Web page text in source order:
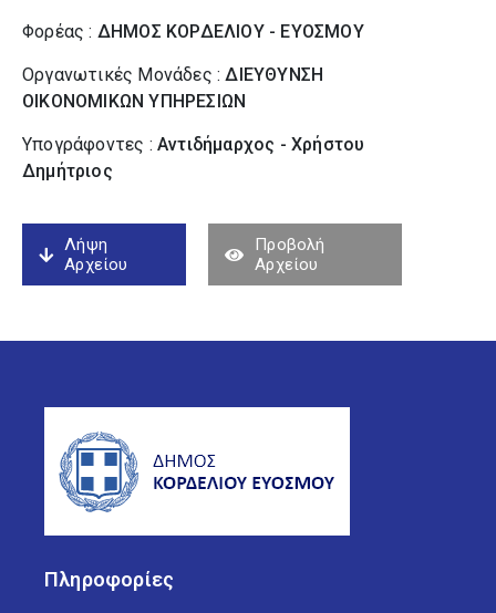
Φορέας : ΔΗΜΟΣ ΚΟΡΔΕΛΙΟΥ - ΕΥΟΣΜΟΥ
Οργανωτικές Μονάδες :ΔΙΕΥΘΥΝΣΗ
ΟΙΚΟΝΟΜΙΚΩΝ ΥΠΗΡΕΣΙΩΝ
Υπογράφοντες : Αντιδήμαρχος - Χρήστου
Δημήτριος
Λήψη
Αρχείου
Προβολή
Αρχείου
Πληροφορίες